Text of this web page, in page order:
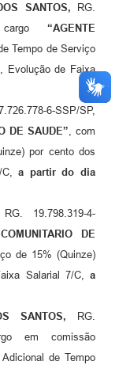
SANTOS,
RG.
cargo “AGENTE
Tempo de Serviço
Evolução de Faixa
6-SSP/SP,
DE SAUDE”, com
por cento dos
C,a partir do dia
RG. 19.798.319-4-
DE
de 15% (Quinze)
Salarial 7/C, a
SANTOS,
RG.
em comissão
de Tempo